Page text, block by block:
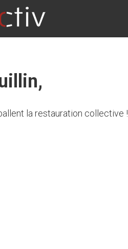
la restauration collective !